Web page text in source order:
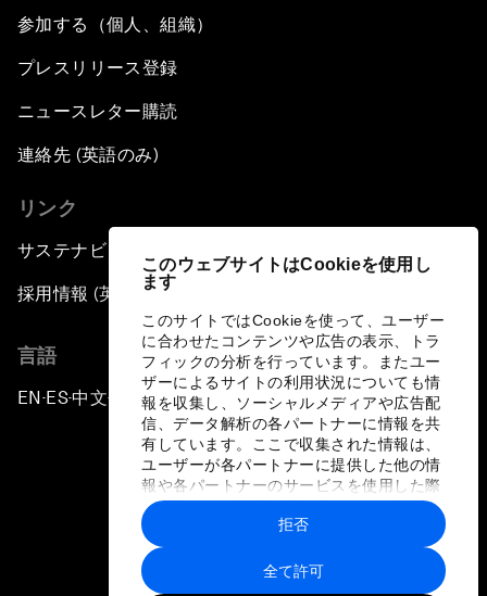
このウェブサイトはCookieを使用し
ます
このサイトではCookieを使って、ユーザー
に合わせたコンテンツや広告の表示、トラ
フィックの分析を行っています。またユー
ザーによるサイトの利用状況についても情
報を収集し、ソーシャルメディアや広告配
信、データ解析の各パートナーに情報を共
有しています。ここで収集された情報は、
ユーザーが各パートナーに提供した他の情
報や各パートナーのサービスを使用した際
に収集された情報と組み合わされ、各パー
トナーによって使用されることがありま
す。
全て許可
拒否
参加する（個人、組織）
プレスリリース登録
ニュースレター購読
連絡先 (英語のみ)
リンク
サステナビリティへの取り組み
採用情報 (英語のみ)
言語
EN ▪ES▪中文▪ 日本語
プライバシーポリシーと利用規約
サイトマップ